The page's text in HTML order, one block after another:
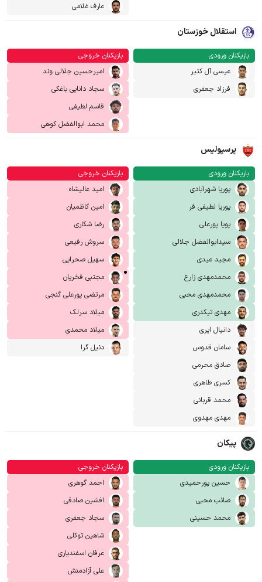
عارف غلامی
استقلال خوزستان
بازیکنان ورودی
عیسی آل کثیر
فرزاد جعفری
بازیکنان خروجی
امیرحسین جلالی وند
سجاد دانایی باغکی
قاسم لطیفی
محمد ابوالفضل کوهی
پرسپولیس
بازیکنان ورودی
پوریا شهرآبادی
پوریا لطیفی فر
پویا پورعلی
سیدابوالفضل جلالی
مجید عیدی
محمدمهدی زارع
محمدمهدی محبی
مهدی تیکدری
دانیال ایری
سامان قدوس
صادق محرمی
کسری طاهری
محمد قربانی
مهدی مهدوی
بازیکنان خروجی
امید عالیشاه
امین کاظمیان
رضا شکاری
سروش رفیعی
سهیل صحرایی
مجتبی فخریان
مرتضی پورعلی گنجی
میلاد سرلک
میلاد محمدی
دنیل گرا
پیکان
بازیکنان ورودی
حسین پورحمیدی
صائب محبی
محمد حسینی
بازیکنان خروجی
احمد گوهری
افشین صادقی
سجاد جعفری
شاهین توکلی
عرفان اسفندیاری
علی آزادمنش